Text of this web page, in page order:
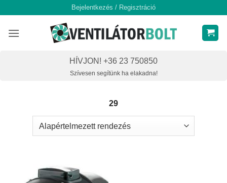
content
Bejelentkezés / Regisztráció
HÍVJON! +36 23 750850
Szívesen segítünk ha elakadna!
29